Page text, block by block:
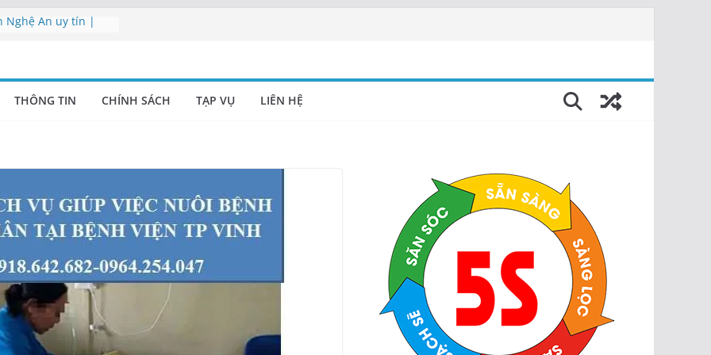
Nghệ An uy tín |
Nghệ An | Cung cấp
THÔNG TIN CHÍNH SÁCH TẠP VỤ LIÊN HỆ